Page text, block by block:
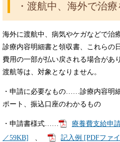
・渡航中、海外で治
海外に渡航中、病気やケガなどで治
診療内容明細書と領収書、これらの
費用の一部が払い戻される場合があ
渡航等は、対象となりません。
・申請に必要なもの……診療内容明
ポート、振込口座のわかるもの
・申請書様式……
療養費支給申
／59KB]
記入例 [PDFファ